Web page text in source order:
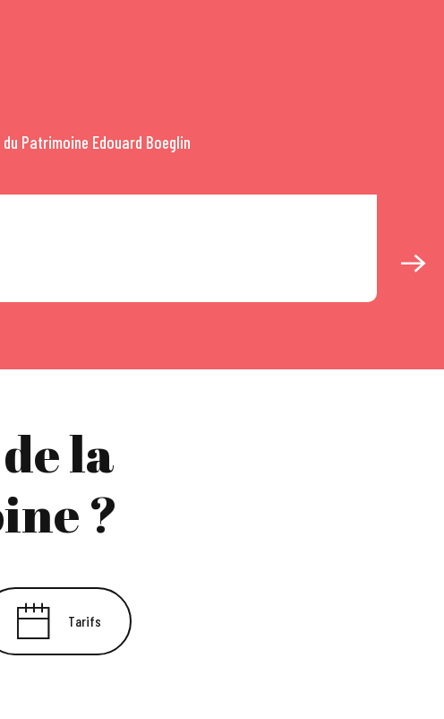
Patrimoine Edouard Boeglin
la
?
Tarifs